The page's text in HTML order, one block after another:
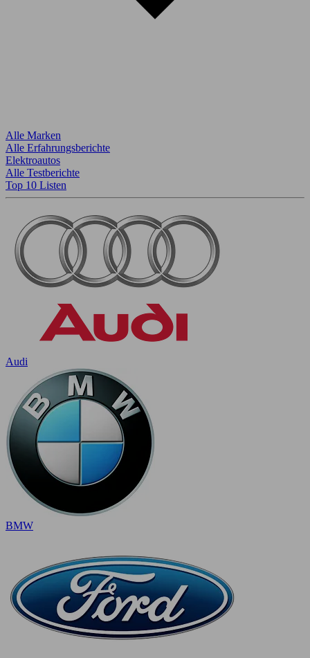
Alle Marken
Alle Erfahrungsberichte
Elektroautos
Alle Testberichte
Top 10 Listen
Audi
BMW